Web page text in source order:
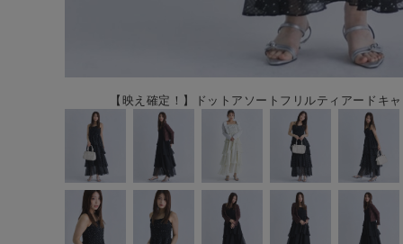
【映え確定！】ドットアソートフリルティアードキ